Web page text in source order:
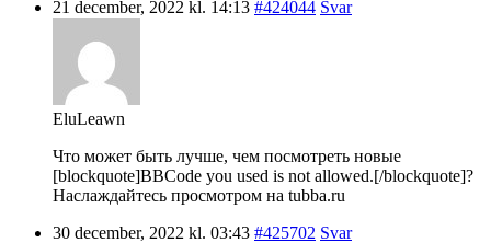
21 december, 2022 kl. 14:13 #424044 Svar
EluLeawn
Что может быть лучше, чем посмотреть новые
[blockquote]BBCode you used is not allowed.[/blockquote]?
Наслаждайтесь просмотром на tubba.ru
30 december, 2022 kl. 03:43 #425702 Svar